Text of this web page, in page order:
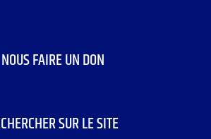
NOUS FAIRE UN DON
SUR LE SITE